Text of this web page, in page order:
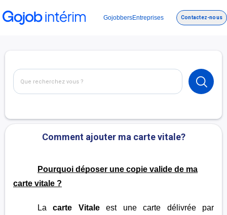
GojobbersEntreprises Contactez-nous
Comment ajouter ma carte vitale?
Pourquoi déposer une copie valide de ma
carte vitale ?
Lacarte Vitaleest une carte délivrée par